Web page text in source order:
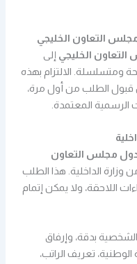
التعاون الخليجي
الخليجي إلى
ومتسلسلة. الالتزام بهذه
قبول الطلب من أول مرة،
الرسمية المعتمدة.
دول مجلس التعاون
الداخلية. هذا الطلب
اللاحقة، ولا يمكن إتمام
بدقة، وإرفاق
تعريف الراتب،